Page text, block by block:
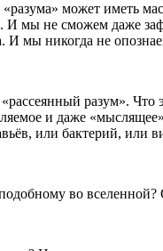
«разума» может иметь
И мы не сможем даже
И мы никогда не
разум».
и даже
или бактерий, или
во вселенной?